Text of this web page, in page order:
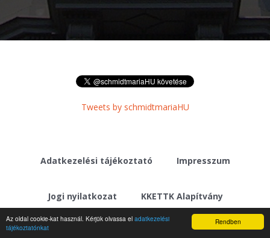
Rendben
Az oldal cookie-kat használ. Kérjük olvassa el adatkezelési
tájékoztatónkat
Tweets by schmidtmariaHU
Adatkezelési tájékoztató Impresszum
Jogi nyilatkozat KKETTK Alapítvány